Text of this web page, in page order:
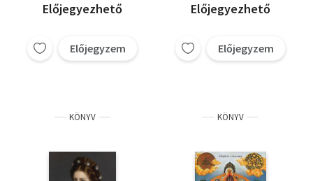
Előjegyezhető
Előjegyzem
Előjegyezhető
Előjegyzem
KÖNYV KÖNYV